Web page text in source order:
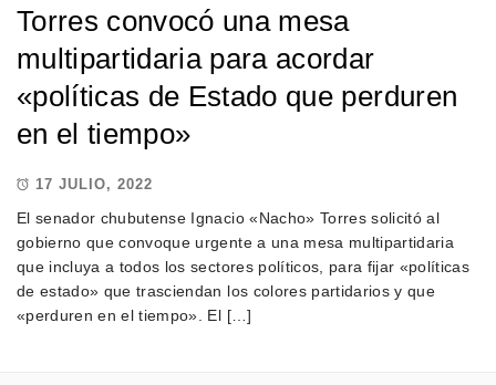
Torres convocó una mesa
multipartidaria para acordar
«políticas de Estado que perduren
en el tiempo»
17 JULIO, 2022
El senador chubutense Ignacio «Nacho» Torres solicitó al
gobierno que convoque urgente a una mesa multipartidaria
que incluya a todos los sectores políticos, para fijar «políticas
de estado» que trasciendan los colores partidarios y que
«perduren en el tiempo». El […]